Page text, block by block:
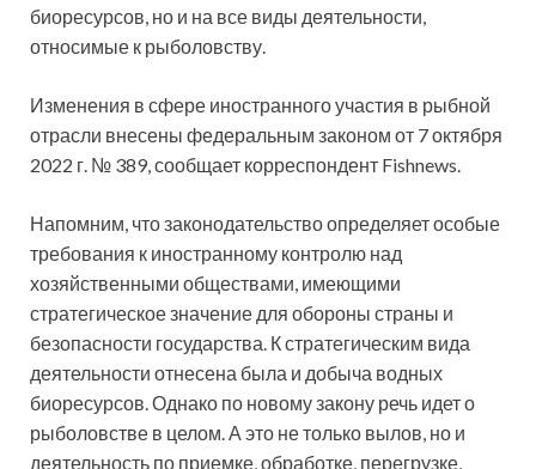
биоресурсов, но и на все виды деятельности,
относимые к рыболовству.
Изменения в сфере иностранного участия в рыбной
отрасли внесены федеральным законом от 7 октября
2022 г. № 389, сообщает корреспондент Fishnews.
Напомним, что законодательство определяет особые
требования к иностранному контролю над
хозяйственными обществами, имеющими
стратегическое значение для обороны страны и
безопасности государства. К стратегическим вида
деятельности отнесена была и добыча водных
биоресурсов. Однако по новому закону речь идет о
рыболовстве в целом. А это не только вылов, но и
деятельность по приемке, обработке, перегрузке,